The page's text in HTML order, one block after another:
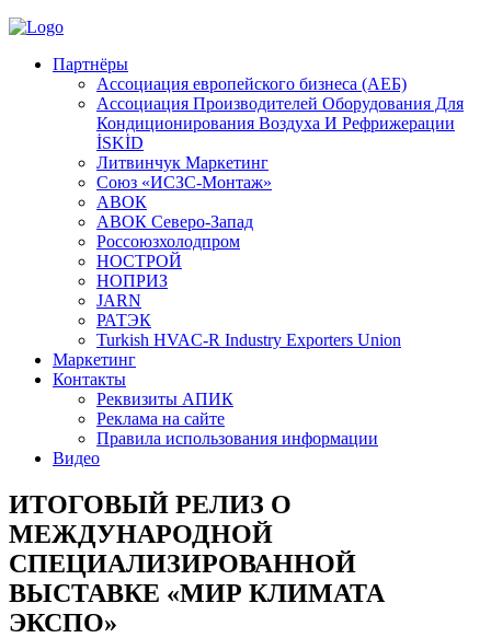
Партнёры
Ассоциация европейского бизнеса (АЕБ)
Aссоциация Производителей Оборудования Для
Кондиционирования Воздуха И Рефрижерации
İSKİD
Литвинчук Маркетинг
Союз «ИСЗС-Монтаж»
АВОК
АВОК Северо-Запад
Россоюзхолодпром
НОСТРОЙ
НОПРИЗ
JARN
РАТЭК
Turkish HVAC-R Industry Exporters Union
Маркетинг
Контакты
Реквизиты АПИК
Реклама на сайте
Правила использования информации
Видео
ИТОГОВЫЙ РЕЛИЗ О
МЕЖДУНАРОДНОЙ
СПЕЦИАЛИЗИРОВАННОЙ
ВЫСТАВКЕ «МИР КЛИМАТА
ЭКСПО»